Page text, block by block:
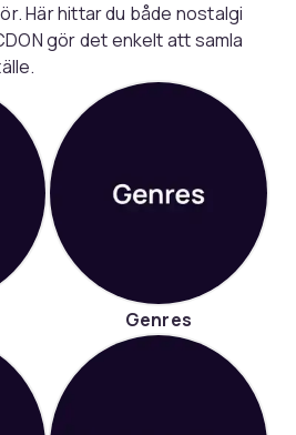
Här hittar du både nostalgi
gör det enkelt att samla
Genres